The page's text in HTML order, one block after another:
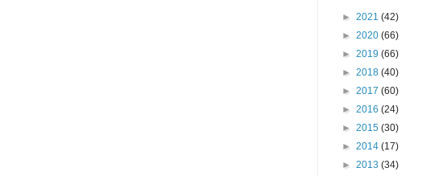
► 2021 (42)
► 2020 (66)
► 2019 (66)
► 2018 (40)
► 2017 (60)
► 2016 (24)
► 2015 (30)
► 2014 (17)
► 2013 (34)